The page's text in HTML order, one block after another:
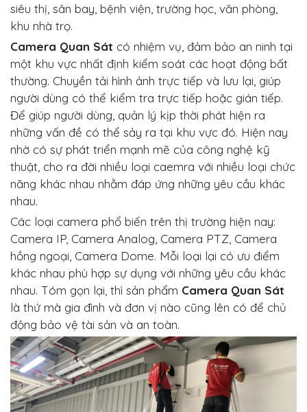
siêu thị, sân bay, bệnh viện, trường học, văn phòng,
khu nhà trọ.
Camera Quan Sát có nhiệm vụ, đảm bảo an ninh tại
một khu vực nhất định kiểm soát các hoạt động bất
thường. Chuyền tải hình ảnh trực tiếp và lưu lại, giúp
người dùng có thể kiểm tra trực tiếp hoặc gián tiếp.
Để giúp người dùng, quản lý kịp thời phát hiện ra
những vấn đề có thể sảy ra tại khu vực đó. Hiện nay
nhờ có sự phát triển mạnh mẽ của công nghệ kỹ
thuật, cho ra đời nhiều loại caemra với nhiều loại chức
năng khác nhau nhằm đáp ứng những yêu cầu khác
nhau.
Các loại camera phổ biến trên thị trường hiện nay:
Camera IP, Camera Analog, Camera PTZ, Camera
hồng ngoại, Camera Dome. Mỗi loại lại có ưu điểm
khác nhau phù hợp sự dụng với những yêu cầu khác
nhau. Tóm gọn lại, thì sản phẩm Camera Quan Sát
là thứ mà gia đình và đơn vị nào cũng lên có để chủ
động bảo vệ tài sản và an toàn.